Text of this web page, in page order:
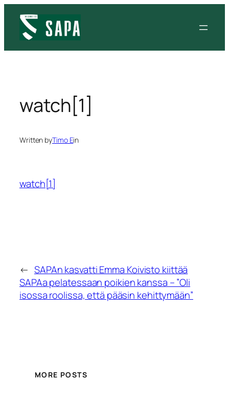
sisältöön
watch[1]
Written byTimo Ein
watch[1]
← SAPAn kasvatti Emma Koivisto kiittää
SAPAa pelatessaan poikien kanssa – ”Oli
isossa roolissa, että pääsin kehittymään”
MORE POSTS